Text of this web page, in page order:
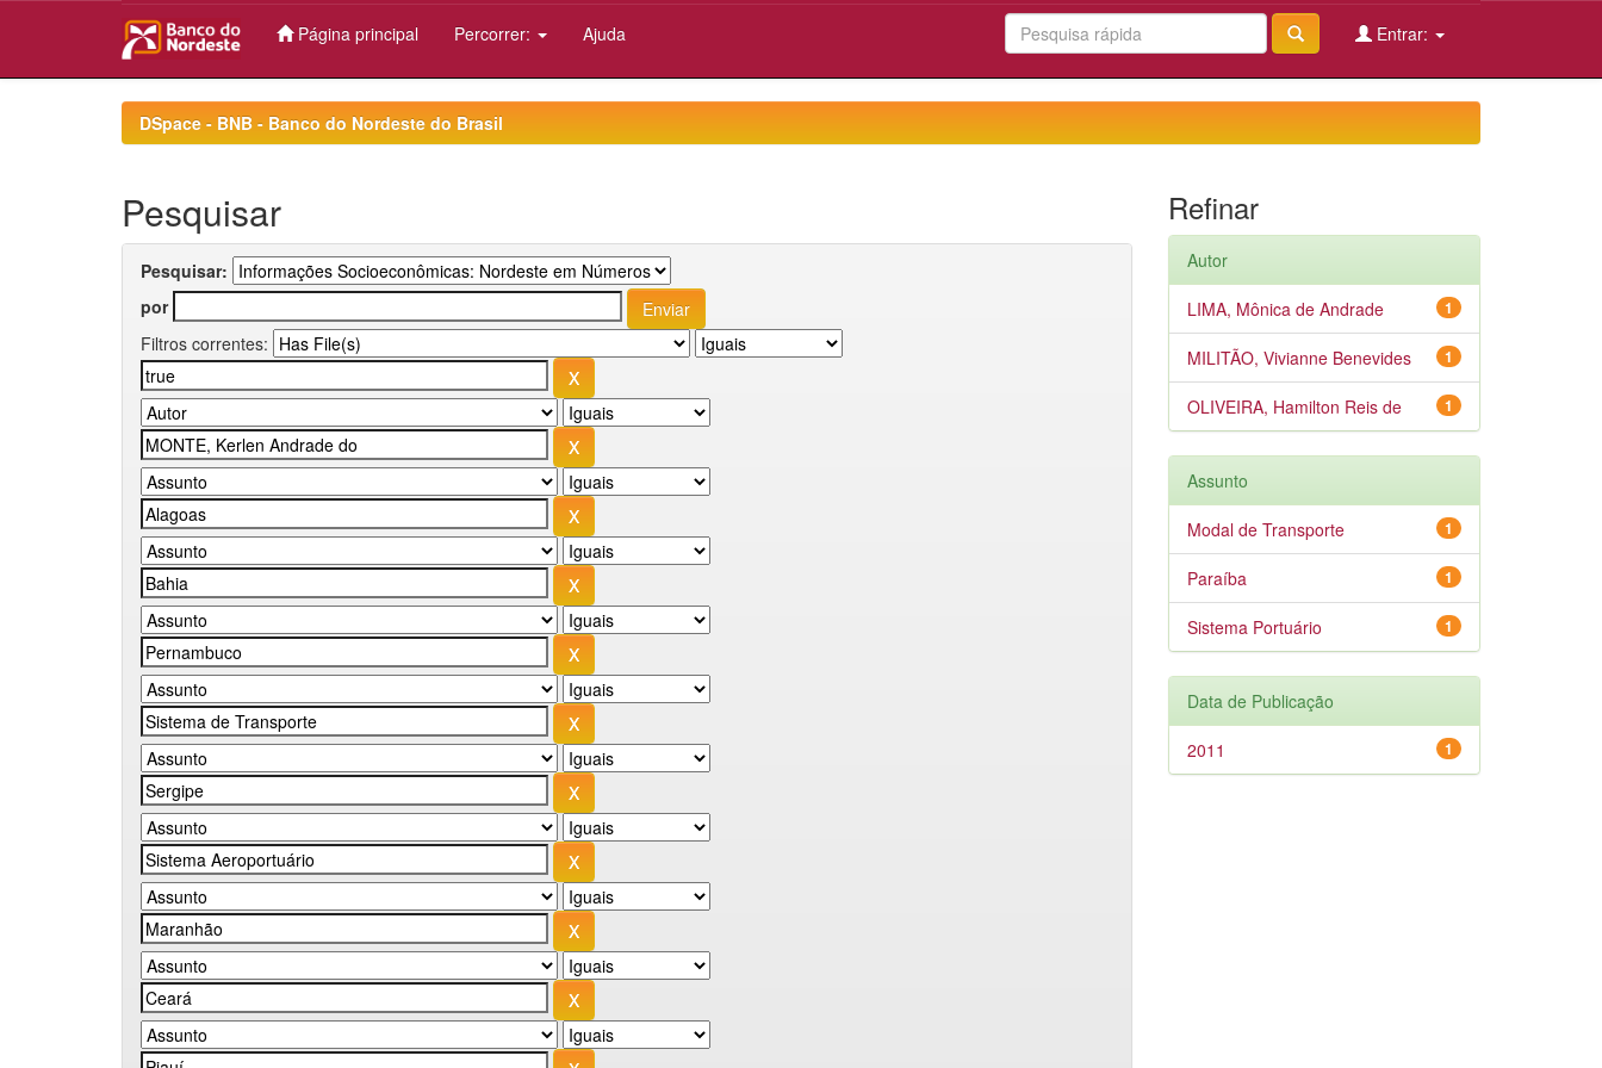
Página principal Percorrer: Ajuda Entrar:
DSpace - BNB - Banco do Nordeste do Brasil
Pesquisar
Pesquisar:
por
Filtros correntes:
Refinar
Autor
1
LIMA, Mônica de Andrade
1
MILITÃO, Vivianne Benevides
1
OLIVEIRA, Hamilton Reis de
Assunto
1
Modal de Transporte
1
Paraíba
1
Sistema Portuário
Data de Publicação
1
2011